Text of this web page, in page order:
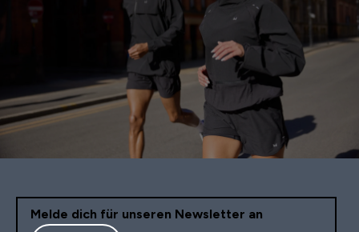
Melde dich für unseren Newsletter an